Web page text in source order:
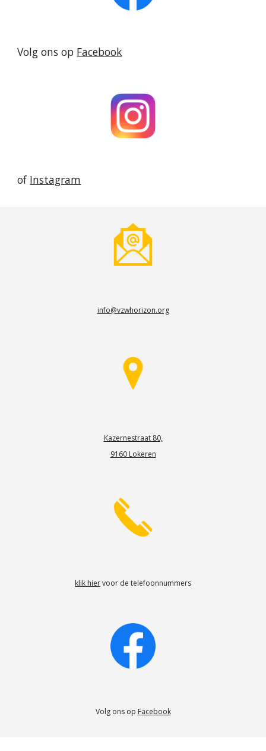
Volg ons op Facebook
of Instagram
info@vzwhorizon.org
Kazernestraat 80,
9160 Lokeren
klik hiervoor de telefoonnummers
Volg ons op Facebook